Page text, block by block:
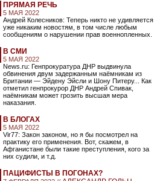
ПРЯМАЯ РЕЧЬ
5 МАЯ 2022
Андрей Колесников: Теперь никто не удивляется
уже никаким новостям, в том числе любым
сообщениям о нарушении прав военнопленных.
В СМИ
5 МАЯ 2022
News.ru: Генпрокуратура ДНР выдвинула
обвинения двум задержанным наёмникам из
Британии — Эйдену Эйсли и Шону Питеру... Как
отметил генпрокурор ДНР Андрей Спивак,
наёмникам может грозить высшая мера
наказания.
В БЛОГАХ
5 МАЯ 2022
Vir77: Закон законом, но я бы посмотрел на
практику его применения. Вот, скажем, в
Афганистане были такие преступления, кого за
них судили, и т.д.
ПАЦИФИСТЫ В ПОГОНАХ?